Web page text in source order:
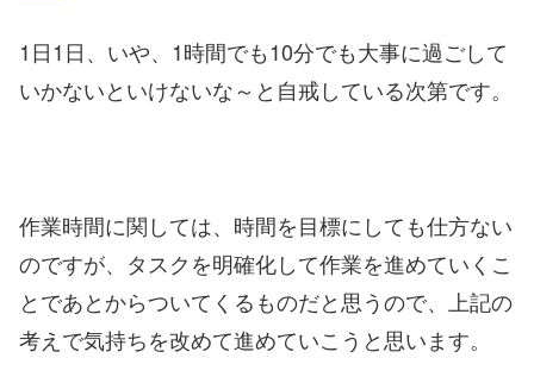
1日1日、いや、1時間でも10分でも大事に過ごして
いかないといけないな～と自戒している次第です。
作業時間に関しては、時間を目標にしても仕方ない
のですが、タスクを明確化して作業を進めていくこ
とであとからついてくるものだと思うので、上記の
考えで気持ちを改めて進めていこうと思います。